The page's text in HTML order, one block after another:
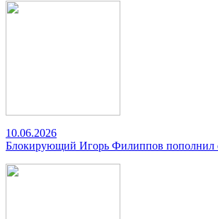
10.06.2026
Блокирующий Игорь Филиппов пополнил